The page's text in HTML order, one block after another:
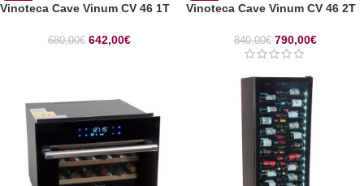
Vinoteca Cave Vinum CV 46 1T
680,00€ 642,00€
Vinoteca Cave Vinum CV 46 2T
840,00€ 790,00€